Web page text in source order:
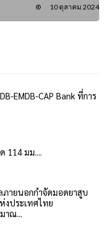
10 ตุลาคม 2024
EMDB-CAP Bank ที่การ
114 มม....
ภายนอกกำจัดมอดยาสูบ
งประเทศไทย
าณ...